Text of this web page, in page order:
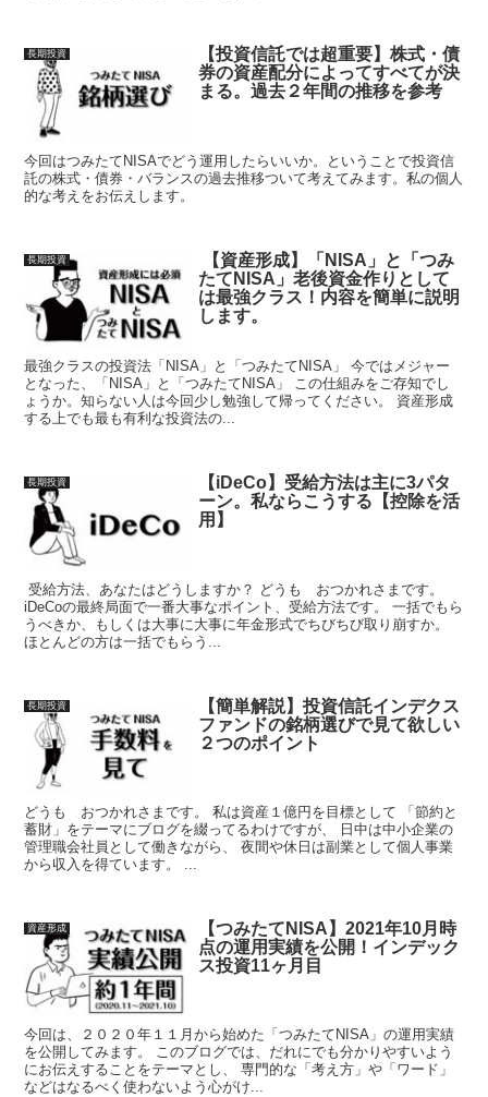
長期投資
【投資信託では超重要】株式・債
券の資産配分によってすべてが決
まる。過去２年間の推移を参考
今回はつみたてNISAでどう運用したらいいか。ということで投資信
託の株式・債券・バランスの過去推移ついて考えてみます。私の個人
的な考えをお伝えします。
長期投資
【資産形成】「NISA」と「つみ
たてNISA」老後資金作りとして
は最強クラス！内容を簡単に説明
します。
最強クラスの投資法「NISA」と「つみたてNISA」 今ではメジャー
となった、「NISA」と「つみたてNISA」 この仕組みをご存知でし
ょうか。知らない人は今回少し勉強して帰ってください。 資産形成
する上でも最も有利な投資法の...
長期投資
【iDeCo】受給方法は主に3パタ
ーン。私ならこうする【控除を活
用】
受給方法、あなたはどうしますか？ どうも おつかれさまです。
iDeCoの最終局面で一番大事なポイント、受給方法です。 一括でもら
うべきか、もしくは大事に大事に年金形式でちびちび取り崩すか。
ほとんどの方は一括でもらう...
長期投資
【簡単解説】投資信託インデクス
ファンドの銘柄選びで見て欲しい
２つのポイント
どうも おつかれさまです。 私は資産１億円を目標として 「節約と
蓄財」をテーマにブログを綴ってるわけですが、 日中は中小企業の
管理職会社員として働きながら、 夜間や休日は副業として個人事業
から収入を得ています。 ...
資産形成
【つみたてNISA】2021年10月時
点の運用実績を公開！インデック
ス投資11ヶ月目
今回は、２０２０年１１月から始めた「つみたてNISA」の運用実績
を公開してみます。 このブログでは、だれにでも分かりやすいよう
にお伝えすることをテーマとし、 専門的な「考え方」や「ワード」
などはなるべく使わないよう心がけ...